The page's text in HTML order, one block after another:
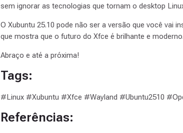
sem ignorar as tecnologias que tornam o desktop
O Xubuntu 25.10 pode não ser a versão que você vai
que mostra que o futuro do Xfce é brilhante e moderno.
Abraço e até a próxima!
Tags:
#Linux #Xubuntu #Xfce #Wayland #Ubuntu2510
Referências: